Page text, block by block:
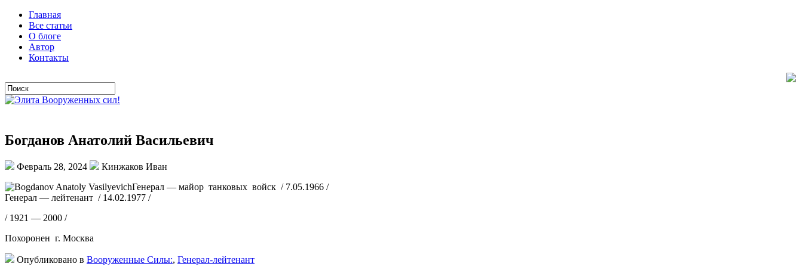
Главная
Все статьи
О блоге
Автор
Контакты
Богданов Анатолий Васильевич
Февраль 28, 2024
Кинжаков Иван
Генерал — майор танковых войск / 7.05.1966 /
Генерал — лейтенант / 14.02.1977 /
/ 1921 — 2000 /
Похоронен г. Москва
Опубликовано в Вооруженные Силы:, Генерал-лейтенант